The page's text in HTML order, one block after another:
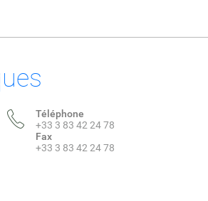
Téléphone
+33 3 83 42 24 78
Fax
+33 3 83 42 24 78